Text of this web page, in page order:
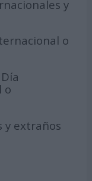
y
o
o
y extraños